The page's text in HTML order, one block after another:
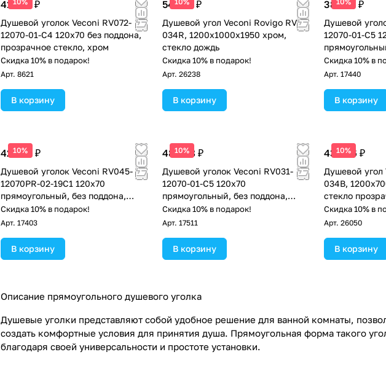
41 485 ₽
Душевой уголок Veconi RV072-
12070-01-C4 120х70 без поддона,
прозрачное стекло, хром
Скидка 10% в подарок!
Арт. 8621
В корзину
54 477 ₽
Душевой угол Veconi Rovigo RV-
034R, 1200х1000х1950 хром,
стекло дождь
Скидка 10% в подарок!
Арт. 26238
В корзину
38 477 ₽
Душевой
12070-01-C5
прозрачное
Скидка 10% в
Арт. 17440
В корзину
10%
42 354 ₽
Душевой уголок Veconi RV045-
12070PR-02-19C1 120х70
прямоугольный, без поддона,
матовое стекло, хром
Скидка 10% в подарок!
Арт. 17403
В корзину
10%
48 008 ₽
Душевой уголок Veconi RV031-
12070-01-C5 120х70
прямоугольный, без поддона,
прозрачное стекло, хром
Скидка 10% в подарок!
Арт. 17511
В корзину
10%
43 436 ₽
Душевой угол
034B,
стекло
Скидка 10% в
Арт. 26050
В корзину
Описание прямоугольного душевого уголка
Душевые уголки представляют собой удобное решение для ванной комнаты,
создать комфортные условия для принятия душа. Прямоугольная форма такого
благодаря своей универсальности и простоте установки.